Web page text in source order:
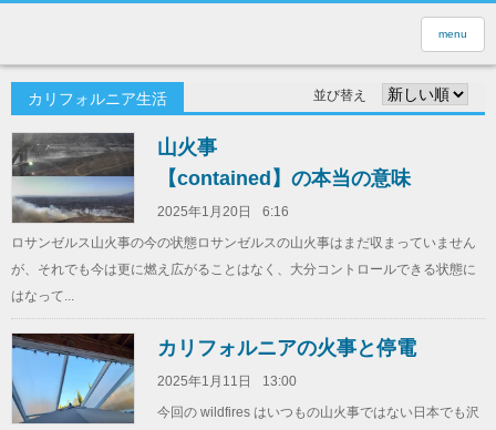
menu
カリフォルニア生活 並び替え
山火事
【contained】の本当の意味
2025年1月20日
6:16
ロサンゼルス山火事の今の状態ロサンゼルスの山火事はまだ収まっていません
が、それでも今は更に燃え広がることはなく、大分コントロールできる状態に
はなって...
カリフォルニアの火事と停電
2025年1月11日
13:00
今回の wildfires はいつもの山火事ではない日本でも沢